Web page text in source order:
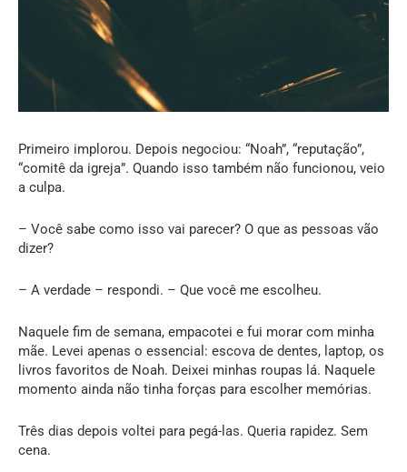
Primeiro implorou. Depois negociou: “Noah”, “reputação”,
“comitê da igreja”. Quando isso também não funcionou, veio
a culpa.
– Você sabe como isso vai parecer? O que as pessoas vão
dizer?
– A verdade – respondi. – Que você me escolheu.
Naquele fim de semana, empacotei e fui morar com minha
mãe. Levei apenas o essencial: escova de dentes, laptop, os
livros favoritos de Noah. Deixei minhas roupas lá. Naquele
momento ainda não tinha forças para escolher memórias.
Três dias depois voltei para pegá-las. Queria rapidez. Sem
cena.